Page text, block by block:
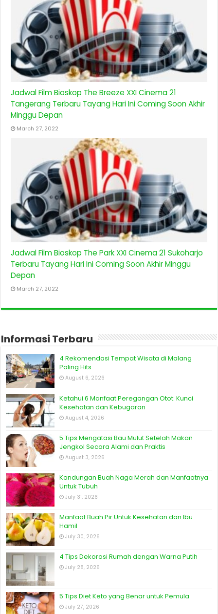
Jadwal Film Bioskop The Breeze XXI Cinema 21
Tangerang Terbaru Tayang Hari Ini Coming Soon Akhir
Minggu Depan
March 27, 2022
Jadwal Film Bioskop The Park XXI Cinema 21 Sukoharjo
Terbaru Tayang Hari Ini Coming Soon Akhir Minggu
Depan
March 27, 2022
Informasi Terbaru
4 Rekomendasi Tempat Wisata di Malang
Paling Hits
August 6, 2026
Ketahui 6 Manfaat Peregangan Otot: Kunci
Kesehatan dan Kebugaran
August 4, 2026
5 Tips Mengatasi Bau Mulut Setelah Makan
Jengkol Secara Alami dan Praktis
August 3, 2026
Kandungan Buah Naga Merah dan Manfaatnya
Untuk Tubuh
July 31, 2026
Manfaat Buah Pir Untuk Kesehatan dan Ibu
Hamil
July 30, 2026
4 Tips Dekorasi Rumah dengan Warna Putih
July 28, 2026
5 Tips Diet Keto yang Benar untuk Pemula
July 27, 2026